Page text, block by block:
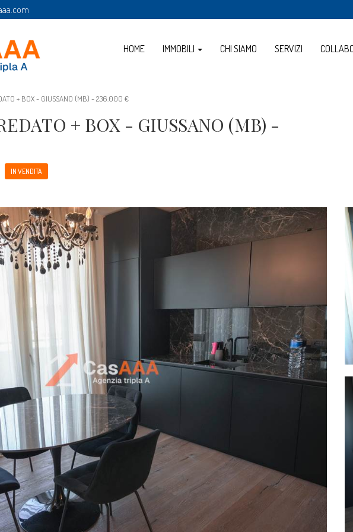
HOME IMMOBILI CHI SIAMO SERVIZI
+ BOX - GIUSSANO (MB) - 236.000 €
+ BOX - GIUSSANO (MB) -
IN VENDITA